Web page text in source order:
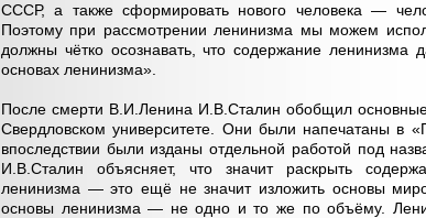
СССР, а также сформировать нового человека —
Поэтому при рассмотрении ленинизма мы можем
должны чётко осознавать, что содержание ленинизма
основах ленинизма».
После смерти В.И.Ленина И.В.Сталин обобщил
Свердловском университете. Они были напечатаны в
впоследствии были изданы отдельной работой под
И.В.Сталин объясняет, что значит раскрыть
ленинизма — это ещё не значит изложить основы
основы ленинизма — не одно и то же по объёму.